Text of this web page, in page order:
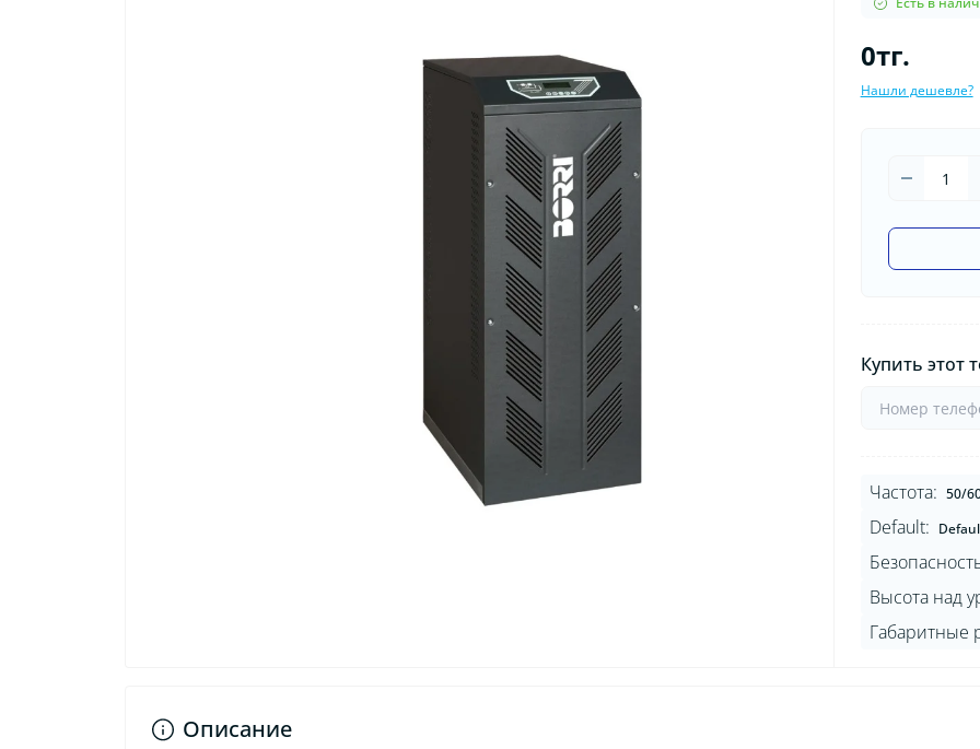
0тг.
Нашли дешевле?
Купить этот
Частота: 50/
Default: Default:General:Регулирование напряжения:Static ±1%; dynamic: IEC EN 62040-3 Class 1, Перегрузочная
Высота над
Описание